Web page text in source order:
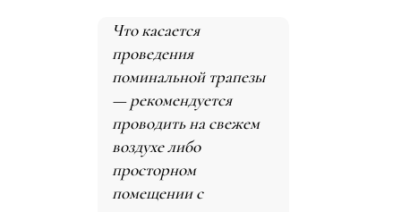
Что касается
проведения
поминальной трапезы
— рекомендуется
проводить на свежем
воздухе либо
просторном
помещении с